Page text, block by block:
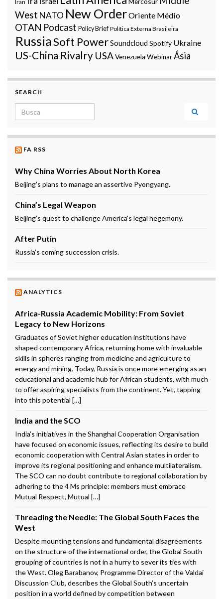
Iran
West NATO New OrderOriente Médio
OTAN Podcast Policy Brief Política Externa Brasileira
RussiaSoft PowerSoundcloud Spotify Ukraine
US-China Rivalry USAVenezuela WebinarÁsia
SEARCH
Search for:
FA RSS
Why China Worries About North Korea
Beijing’s plans to manage an assertive Pyongyang.
China’s Legal Weapon
Beijing’s quest to challenge America’s legal hegemony.
After Putin
Russia’s coming succession crisis.
ANALYTICS
Africa-Russia Academic Mobility: From Soviet
Legacy to New Horizons
Graduates of Soviet higher education institutions have
shaped contemporary Africa, returning home with invaluable
skills in spheres ranging from medicine and agriculture to
energy and mining. Today, Russia is once more emerging as an
educational and academic hub for African students, with much
to offer aspiring specialists from the continent. Yet, tapping
into this potential […]
India and the SCO
India’s initiatives in the Shanghai Cooperation Organisation
have focused on economic issues, reflecting its desire to build
economic cooperation with Central Asian states in order to
improve its regional positioning and enhance multilateralism.
The SCO can no doubt contribute to regional collaboration by
adhering to the 4 Ms principle: members must embrace
Mutual Respect, Mutual […]
Threading the Needle: The Global South Faces the
West
Despite mounting tensions and fundamental disagreements
on the structure of the international order, the Global South
grouping of countries is not in a hurry to sever its ties with
the West. Oleg Barabanov, Programme Director of the Valdai
Discussion Club, describes the Global South’s uncertain
position in a world defined by competition between